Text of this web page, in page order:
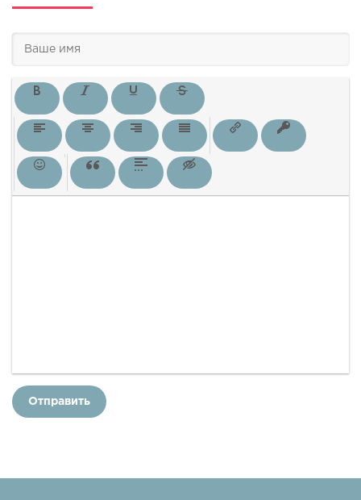
Отправить